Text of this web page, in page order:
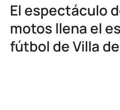
El espectáculo
motos llena el
fútbol de Villa